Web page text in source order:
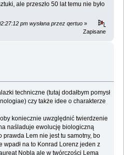
ale przeszło 50 lat temu nie było
pm wysłana przez qertuo »
Zapisane
techniczne (tutaj dodałbym pomysł
czy także idee o charakterze
koniecznie uwzględnić twierdzenie
naśladuje ewolucję biologiczną
prawda Lem nie jest tu samotny, bo
wpadł na to Konrad Lorenz jeden z
Nobla ale w twórczości Lema